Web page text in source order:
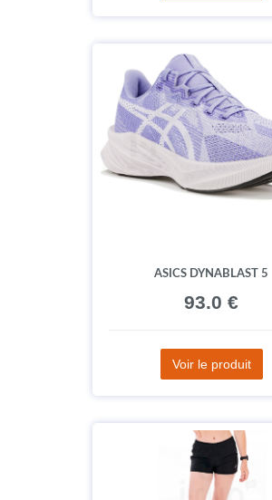
ASICS DYNABLAST 5
93.0 €
Voir le produit